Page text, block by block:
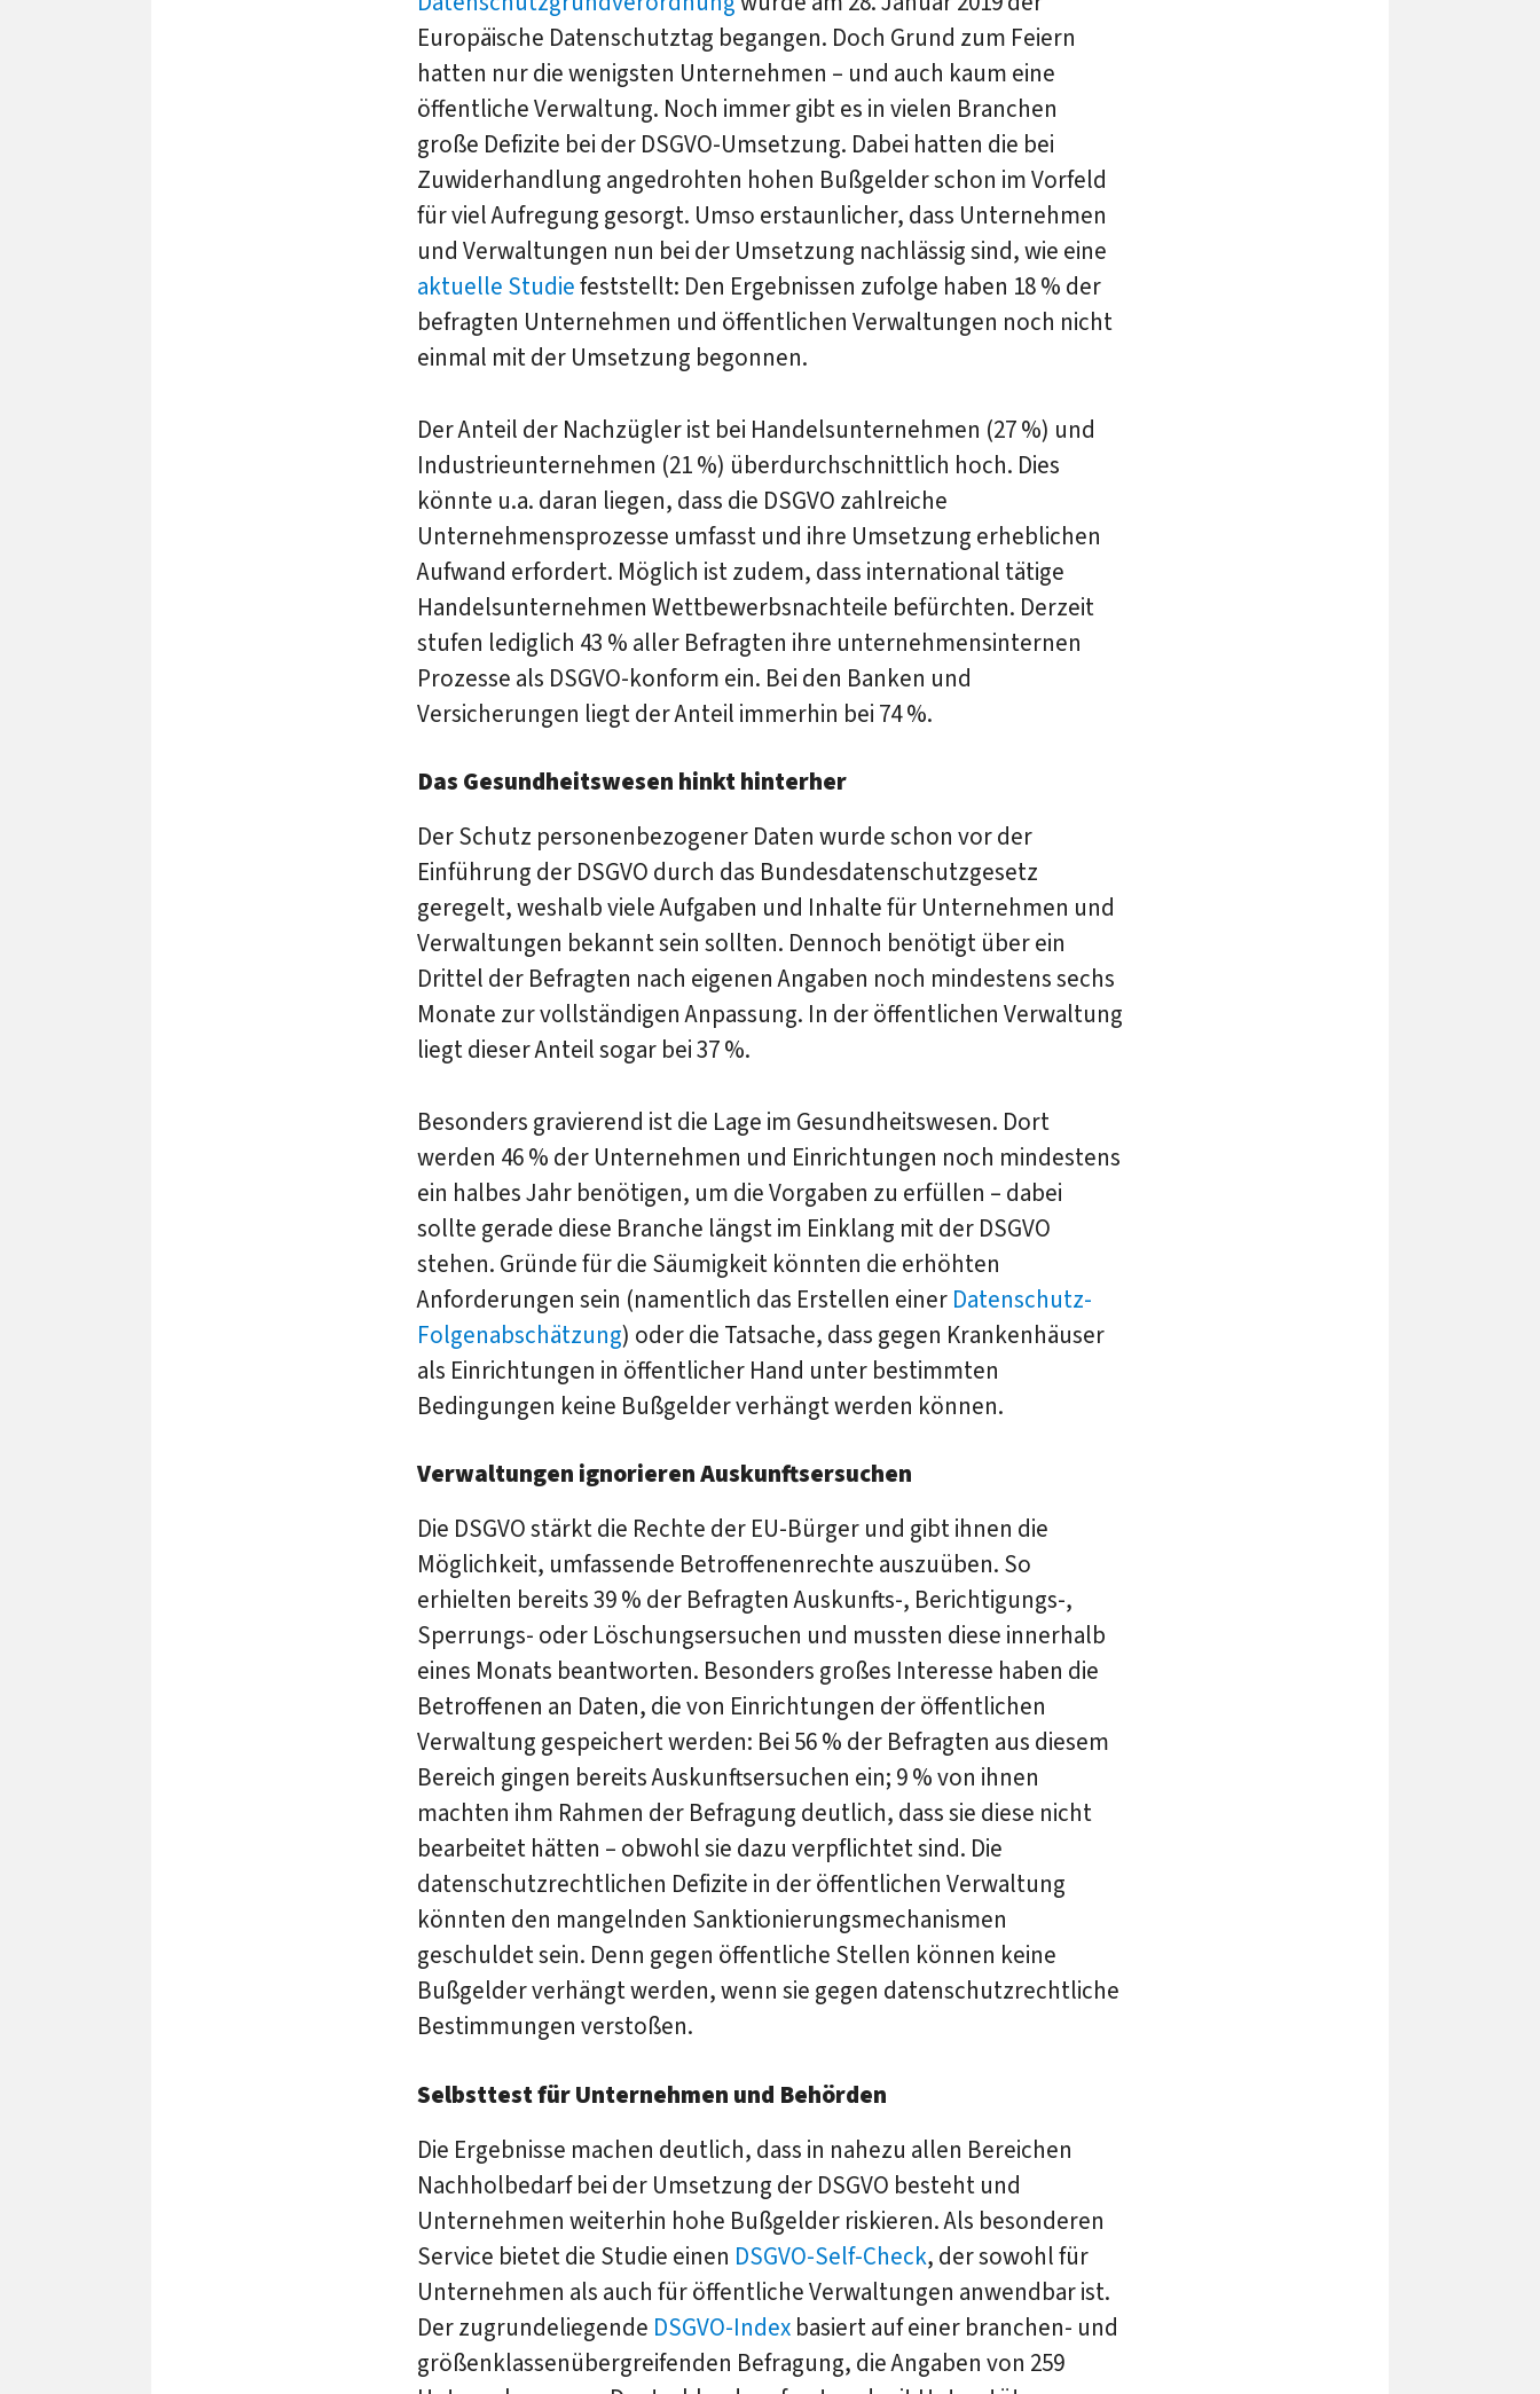
Europäische Datenschutztag begangen. Doch Grund zum Feiern
hatten nur die wenigsten Unternehmen – und auch kaum eine
öffentliche Verwaltung. Noch immer gibt es in vielen Branchen
große Defizite bei der DSGVO-Umsetzung. Dabei hatten die bei
Zuwiderhandlung angedrohten hohen Bußgelder schon im Vorfeld
für viel Aufregung gesorgt. Umso erstaunlicher, dass Unternehmen
und Verwaltungen nun bei der Umsetzung nachlässig sind, wie eine
aktuelle Studiefeststellt: Den Ergebnissen zufolge haben 18 % der
befragten Unternehmen und öffentlichen Verwaltungen noch nicht
einmal mit der Umsetzung begonnen.
Der Anteil der Nachzügler ist bei Handelsunternehmen (27 %) und
Industrieunternehmen (21 %) überdurchschnittlich hoch. Dies
könnte u.a. daran liegen, dass die DSGVO zahlreiche
Unternehmensprozesse umfasst und ihre Umsetzung erheblichen
Aufwand erfordert. Möglich ist zudem, dass international tätige
Handelsunternehmen Wettbewerbsnachteile befürchten. Derzeit
stufen lediglich 43 % aller Befragten ihre unternehmensinternen
Prozesse als DSGVO-konform ein. Bei den Banken und
Versicherungen liegt der Anteil immerhin bei 74 %.
Das Gesundheitswesen hinkt hinterher
Der Schutz personenbezogener Daten wurde schon vor der
Einführung der DSGVO durch das Bundesdatenschutzgesetz
geregelt, weshalb viele Aufgaben und Inhalte für Unternehmen und
Verwaltungen bekannt sein sollten. Dennoch benötigt über ein
Drittel der Befragten nach eigenen Angaben noch mindestens sechs
Monate zur vollständigen Anpassung. In der öffentlichen Verwaltung
liegt dieser Anteil sogar bei 37 %.
Besonders gravierend ist die Lage im Gesundheitswesen. Dort
werden 46 % der Unternehmen und Einrichtungen noch mindestens
ein halbes Jahr benötigen, um die Vorgaben zu erfüllen – dabei
sollte gerade diese Branche längst im Einklang mit der DSGVO
stehen. Gründe für die Säumigkeit könnten die erhöhten
Anforderungen sein (namentlich das Erstellen einer Datenschutz-
Folgenabschätzung) oder die Tatsache, dass gegen Krankenhäuser
als Einrichtungen in öffentlicher Hand unter bestimmten
Bedingungen keine Bußgelder verhängt werden können.
Verwaltungen ignorieren Auskunftsersuchen
Die DSGVO stärkt die Rechte der EU-Bürger und gibt ihnen die
Möglichkeit, umfassende Betroffenenrechte auszuüben. So
erhielten bereits 39 % der Befragten Auskunfts-, Berichtigungs-,
Sperrungs- oder Löschungsersuchen und mussten diese innerhalb
eines Monats beantworten. Besonders großes Interesse haben die
Betroffenen an Daten, die von Einrichtungen der öffentlichen
Verwaltung gespeichert werden: Bei 56 % der Befragten aus diesem
Bereich gingen bereits Auskunftsersuchen ein; 9 % von ihnen
machten ihm Rahmen der Befragung deutlich, dass sie diese nicht
bearbeitet hätten – obwohl sie dazu verpflichtet sind. Die
datenschutzrechtlichen Defizite in der öffentlichen Verwaltung
könnten den mangelnden Sanktionierungsmechanismen
geschuldet sein. Denn gegen öffentliche Stellen können keine
Bußgelder verhängt werden, wenn sie gegen datenschutzrechtliche
Bestimmungen verstoßen.
Selbsttest für Unternehmen und Behörden
Die Ergebnisse machen deutlich, dass in nahezu allen Bereichen
Nachholbedarf bei der Umsetzung der DSGVO besteht und
Unternehmen weiterhin hohe Bußgelder riskieren. Als besonderen
Service bietet die Studie einen DSGVO-Self-Check, der sowohl für
Unternehmen als auch für öffentliche Verwaltungen anwendbar ist.
Der zugrundeliegende DSGVO-Index basiert auf einer branchen- und
größenklassenübergreifenden Befragung, die Angaben von 259